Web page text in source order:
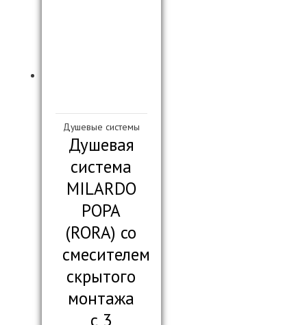
Душевые системы
Душевая
система
MILARDO
РОРА
(RORA) со
смесителем
скрытого
монтажа
с 3